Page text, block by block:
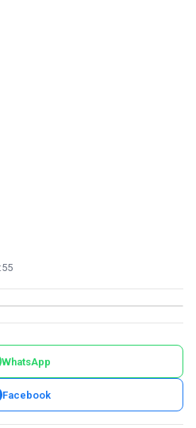
WhatsApp
Facebook